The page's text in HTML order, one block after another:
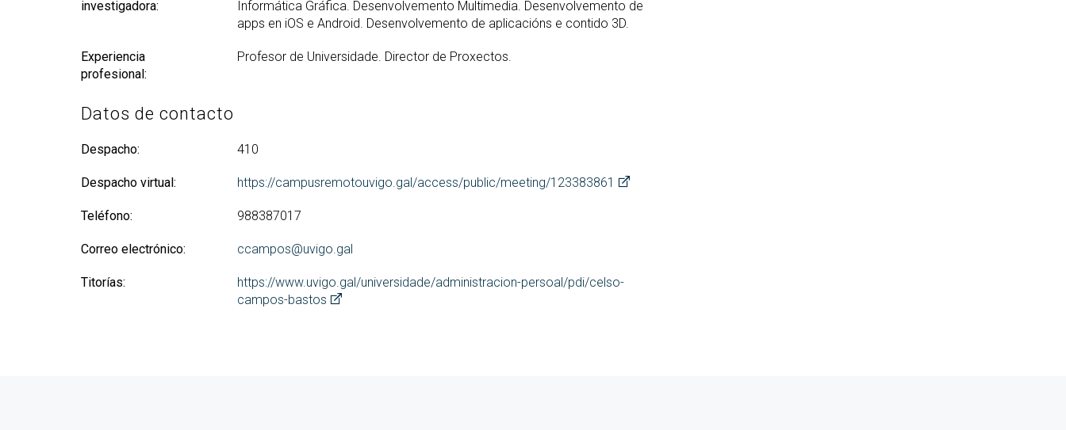
investigadora:
Informática Gráfica. Desenvolvemento Multimedia. Desenvolvemento de
apps en iOS e Android. Desenvolvemento de aplicacións e contido 3D.
Experiencia
profesional:
Profesor de Universidade. Director de Proxectos.
Datos de contacto
Despacho: 410
Despacho virtual: https://campusremotouvigo.gal/access/public/meeting/123383861
Teléfono: 988387017
Correo electrónico: ccampos@uvigo.gal
Titorías:
https://www.uvigo.gal/universidade/administracion-persoal/pdi/celso-
campos-bastos